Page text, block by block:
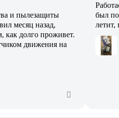
и пылезащиты
месяц назад,
как долго проживет.
движения на
был
летит,